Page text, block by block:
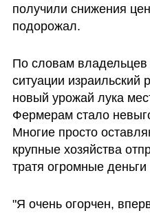
получили снижения
подорожал.
По словам владельцев
ситуации израильский
новый урожай лука
Фермерам стало
Многие просто
крупные хозяйства
тратя огромные
"Я очень огорчен,